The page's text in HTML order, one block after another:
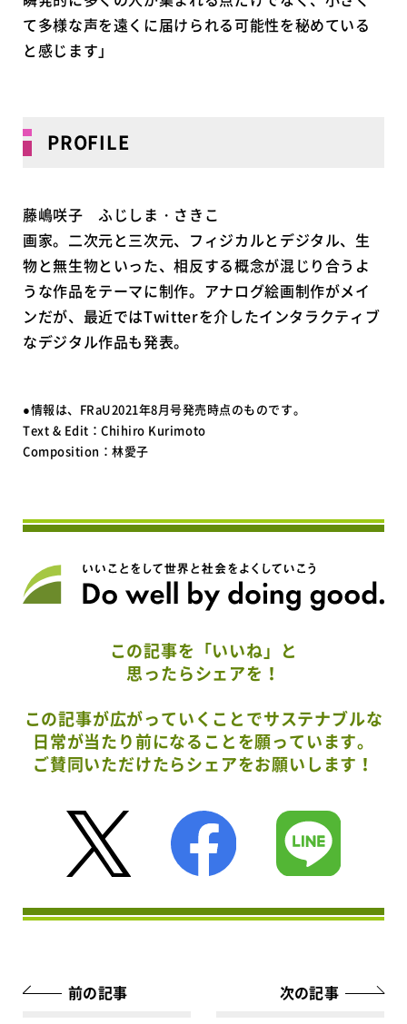
て多様な声を遠くに届けられる可能性を秘めている
と感じます」
PROFILE
藤嶋咲子 ふじしま・さきこ
画家。二次元と三次元、フィジカルとデジタル、生
物と無生物といった、相反する概念が混じり合うよ
うな作品をテーマに制作。アナログ絵画制作がメイ
ンだが、最近ではTwitterを介したインタラクティブ
なデジタル作品も発表。
●情報は、FRaU2021年8月号発売時点のものです。
Text & Edit：Chihiro Kurimoto
Composition：林愛子
この記事を「いいね」と
思ったらシェアを！
この記事が広がっていくことでサステナブルな
日常が当たり前になることを願っています。
ご賛同いただけたらシェアをお願いします！
前の記事 次の記事